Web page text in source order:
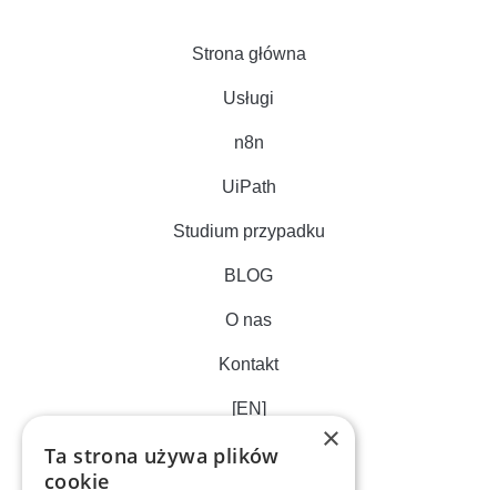
Strona główna
Usługi
n8n
UiPath
Studium przypadku
BLOG
O nas
Kontakt
[EN]
×
Ta strona używa plików
cookie